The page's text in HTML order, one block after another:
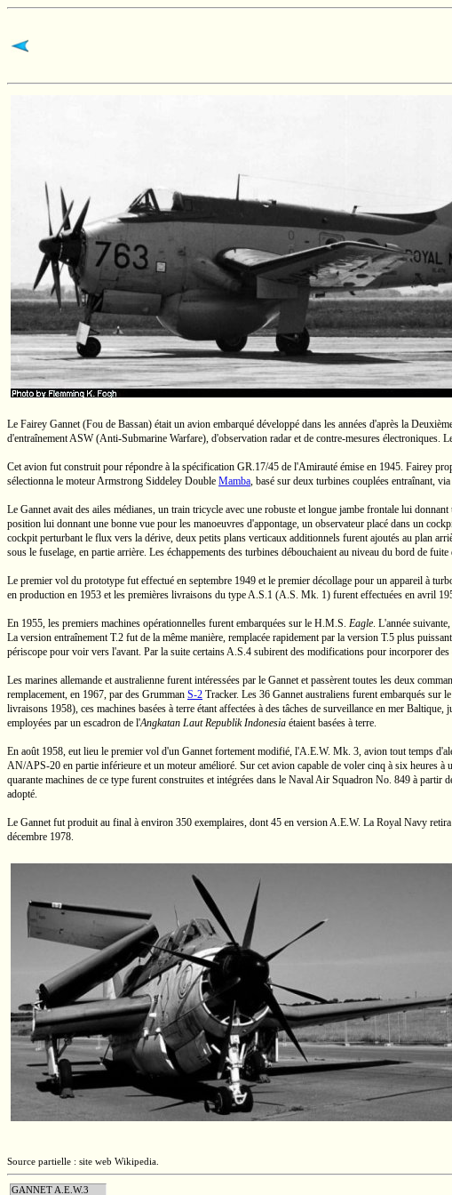
Le Fairey Gannet (Fou de Bassan) était un avion embarqué développé dans les années d'après la
d'entraînementASW(Anti-Submarine Warfare), d'observation radar et de contre-mesures électroniques.
Cet avion fut construit pour répondre à la spécification GR.17/45 de l'Amirauté émise en 1945. Fairey
sélectionna le moteur Armstrong Siddeley Double Mamba, basé sur deux turbines couplées entraînant,
Le Gannet avait des ailes médianes, un train tricycle avec une robuste et longue jambe frontale lui
position lui donnant une bonne vue pour les manoeuvres d'appontage, un observateur placé dans un
cockpit perturbant le flux vers la dérive, deux petits plans verticaux additionnels furent ajoutés au plan
sous le fuselage, en partie arrière. Les échappements des turbines débouchaient au niveau du bord de fuite
Le premier vol du prototype fut effectué en septembre 1949 et le premier décollage pour un appareil à
en production en 1953 et les premières livraisons du typeA.S.1 (A.S. Mk. 1) furent effectuées en avril
En 1955, les premiers machines opérationnelles furent embarquées sur le H.M.S. Eagle. L'année
La version entraînementT.2 fut de la même manière, remplacée rapidement par la version T.5 plus
périscope pour voir vers l'avant. Par la suite certainsA.S.4 subirent des modifications pour incorporer
Les marines allemande et australienne furent intéressées par le Gannet et passèrent toutes les deux
remplacement, en 1967, par des Grumman S-2 Tracker. Les 36 Gannet australiens furent embarqués sur le
livraisons 1958), ces machines basées à terre étant affectées à des tâches de surveillance en mer
employées par un escadron de l'Angkatan Laut Republik Indonesia étaient basées à terre.
En août 1958, eut lieu le premier vol d'un Gannet fortement modifié, l'A.E.W. Mk. 3, avion tout temps
AN/APS-20 en partie inférieure et un moteur amélioré. Sur cet avion capable de voler cinq à six heures à
quarante machines de ce type furent construites et intégrées dans le Naval Air Squadron No. 849 à partir
adopté.
Le Gannet fut produit au final à environ 350 exemplaires, dont 45 en versionA.E.W. La Royal Navy
décembre 1978.
Source partielle : site web Wikipedia.
GANNET A.E.W.3